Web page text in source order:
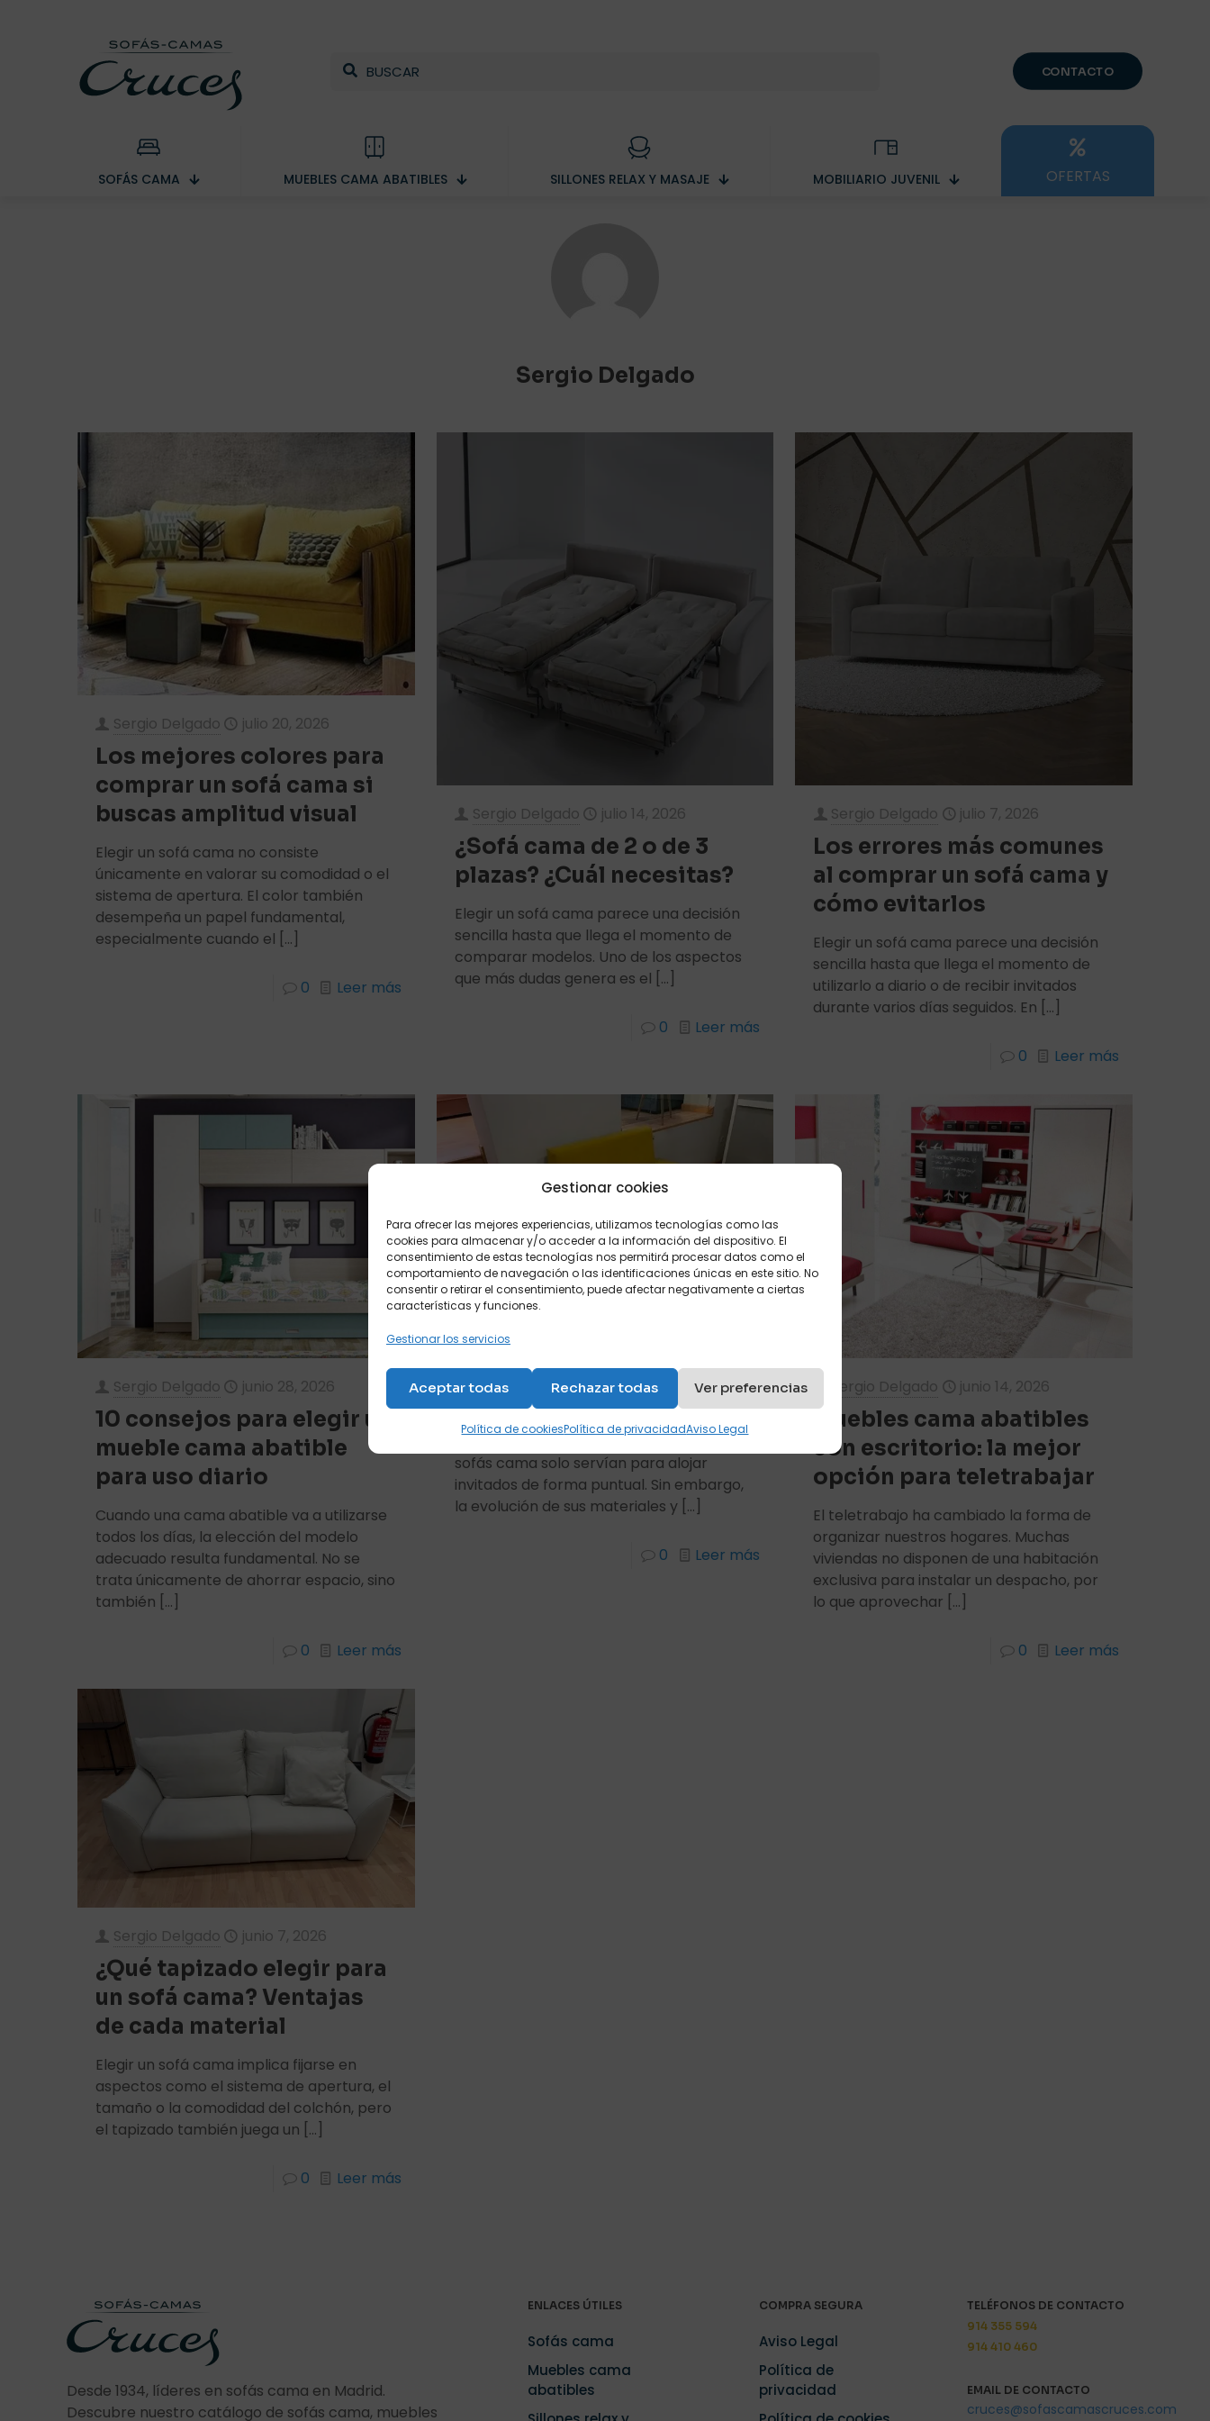
Gestionar cookies
Para ofrecer las mejores experiencias, utilizamos tecnologías como las
cookies para almacenar y/o acceder a la información del dispositivo. El
consentimiento de estas tecnologías nos permitirá procesar datos como el
comportamiento de navegación o las identificaciones únicas en este sitio. No
consentir o retirar el consentimiento, puede afectar negativamente a ciertas
características y funciones.
Gestionar los servicios
Aceptar todas Rechazar todas Ver preferencias
Política de cookiesPolítica de privacidadAviso Legal
CONTACTO
SOFÁS CAMA MUEBLES CAMA ABATIBLES SILLONES RELAX Y MASAJE MOBILIARIO JUVENIL OFERTAS
Sergio Delgado
Sergio Delgado julio 20, 2026
Los mejores colores para
comprar un sofá cama si
buscas amplitud visual
Elegir un sofá cama no consiste
únicamente en valorar su comodidad o el
sistema de apertura. El color también
desempeña un papel fundamental,
especialmente cuando el […]
0 Leer más
Sergio Delgado julio 14, 2026
¿Sofá cama de 2 o de 3
plazas? ¿Cuál necesitas?
Elegir un sofá cama parece una decisión
sencilla hasta que llega el momento de
comparar modelos. Uno de los aspectos
que más dudas genera es el […]
0 Leer más
Sergio Delgado julio 7, 2026
Los errores más comunes
al comprar un sofá cama y
cómo evitarlos
Elegir un sofá cama parece una decisión
sencilla hasta que llega el momento de
utilizarlo a diario o de recibir invitados
durante varios días seguidos. En […]
0 Leer más
Sergio Delgado junio 28, 2026
10 consejos para elegir un
mueble cama abatible
para uso diario
Cuando una cama abatible va a utilizarse
todos los días, la elección del modelo
adecuado resulta fundamental. No se
trata únicamente de ahorrar espacio, sino
también […]
0 Leer más
Sergio Delgado
¿Se puede dormir todos
los días en un sofá cama?
Durante años existió la idea de que los
sofás cama solo servían para alojar
invitados de forma puntual. Sin embargo,
la evolución de sus materiales y[…]
0 Leer más
Sergio Delgado junio 14, 2026
Muebles cama abatibles
con escritorio: la mejor
opción para teletrabajar
El teletrabajo ha cambiado la forma de
organizar nuestros hogares. Muchas
viviendas no disponen de una habitación
exclusiva para instalar un despacho, por
lo que aprovechar […]
0 Leer más
Sergio Delgado junio 7, 2026
¿Qué tapizado elegir para
un sofá cama? Ventajas
de cada material
Elegir un sofá cama implica fijarse en
aspectos como el sistema de apertura, el
tamaño o la comodidad del colchón, pero
el tapizado también juega un […]
0 Leer más
Desde 1934, líderes en sofás cama en Madrid.
Descubre nuestro catálogo de sofás cama, muebles
ENLACES ÚTILES
Sofás cama
Muebles cama
abatibles
COMPRA SEGURA
Aviso Legal
Política de
privacidad
TELÉFONOS DE CONTACTO
914 355 594
914 410 460
EMAIL DE CONTACTO
cruces@sofascamascruces.com